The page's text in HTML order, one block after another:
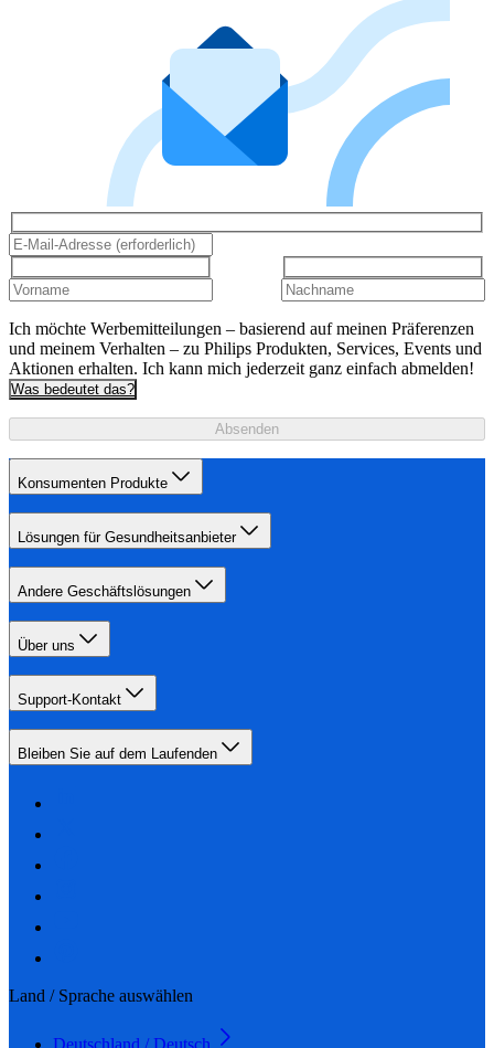
Ich möchte Werbemitteilungen – basierend auf meinen Präferenzen
und meinem Verhalten – zu Philips Produkten, Services, Events und
Aktionen erhalten. Ich kann mich jederzeit ganz einfach abmelden!
Was bedeutet das?
Absenden
Konsumenten Produkte
Lösungen für Gesundheitsanbieter
Andere Geschäftslösungen
Über uns
Support-Kontakt
Bleiben Sie auf dem Laufenden
Land / Sprache auswählen
Deutschland / Deutsch